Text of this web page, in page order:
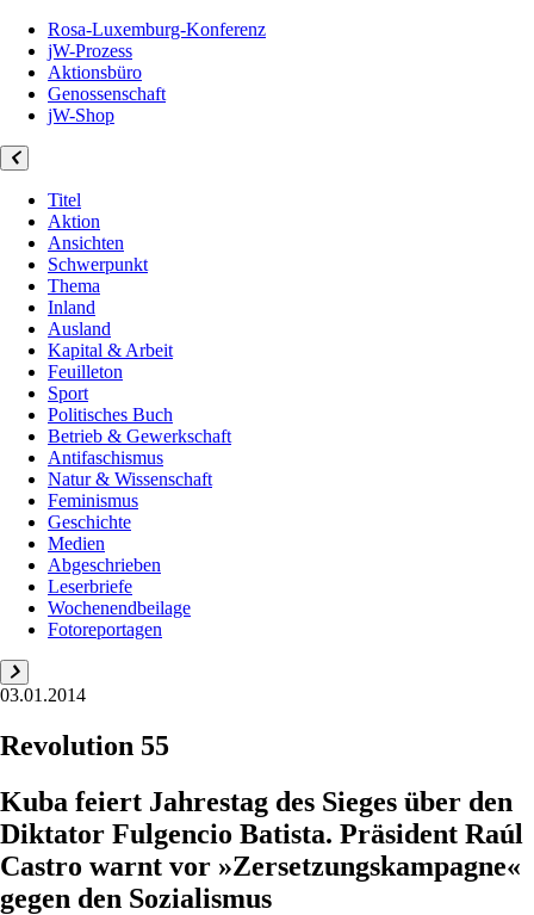
Rosa-Luxemburg-Konferenz
jW-Prozess
Aktionsbüro
Genossenschaft
jW-Shop
Titel
Aktion
Ansichten
Schwerpunkt
Thema
Inland
Ausland
Kapital & Arbeit
Feuilleton
Sport
Politisches Buch
Betrieb & Gewerkschaft
Antifaschismus
Natur & Wissenschaft
Feminismus
Geschichte
Medien
Abgeschrieben
Leserbriefe
Wochenendbeilage
Fotoreportagen
03.01.2014
Revolution 55
Kuba feiert Jahrestag des Sieges über den
Diktator Fulgencio Batista. Präsident Raúl
Castro warnt vor »Zersetzungskampagne«
gegen den Sozialismus